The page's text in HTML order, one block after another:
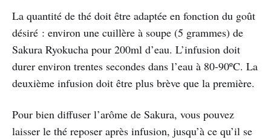
La quantité de thé doit être adaptée en fonction du goût
désiré : environ une cuillère à soupe (5 grammes) de
Sakura Ryokucha pour 200ml d’eau. L’infusion doit
durer environ trentes secondes dans l’eau à 80-90ºC. La
deuxième infusion doit être plus brève que la première.
Pour bien diffuser l’arôme de Sakura, vous pouvez
laisser le thé reposer après infusion, jusqu’à ce qu’il se